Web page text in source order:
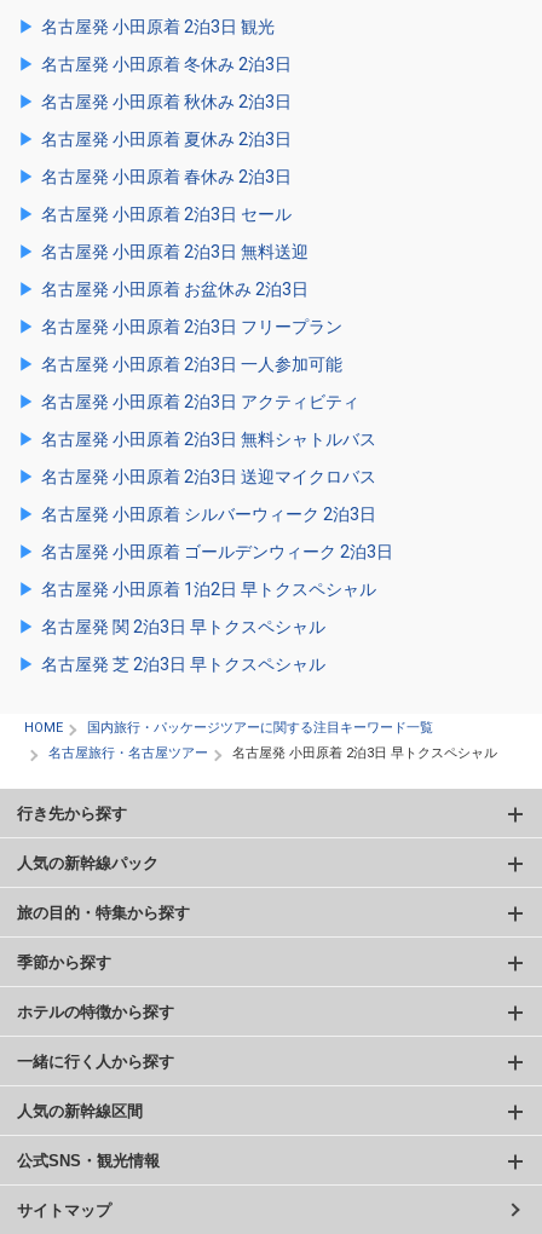
名古屋発 小田原着 2泊3日 観光
名古屋発 小田原着 冬休み 2泊3日
名古屋発 小田原着 秋休み 2泊3日
名古屋発 小田原着 夏休み 2泊3日
名古屋発 小田原着 春休み 2泊3日
名古屋発 小田原着 2泊3日 セール
名古屋発 小田原着 2泊3日 無料送迎
名古屋発 小田原着 お盆休み 2泊3日
名古屋発 小田原着 2泊3日 フリープラン
名古屋発 小田原着 2泊3日 一人参加可能
名古屋発 小田原着 2泊3日 アクティビティ
名古屋発 小田原着 2泊3日 無料シャトルバス
名古屋発 小田原着 2泊3日 送迎マイクロバス
名古屋発 小田原着 シルバーウィーク 2泊3日
名古屋発 小田原着 ゴールデンウィーク 2泊3日
名古屋発 小田原着 1泊2日 早トクスペシャル
名古屋発 関 2泊3日 早トクスペシャル
名古屋発 芝 2泊3日 早トクスペシャル
HOME
国内旅行・パッケージツアーに関する注目キーワード一覧
名古屋旅行・名古屋ツアー
名古屋発 小田原着 2泊3日 早トクスペシャル
行き先から探す
人気の新幹線パック
旅の目的・特集から探す
季節から探す
ホテルの特徴から探す
一緒に行く人から探す
人気の新幹線区間
公式SNS・観光情報
サイトマップ